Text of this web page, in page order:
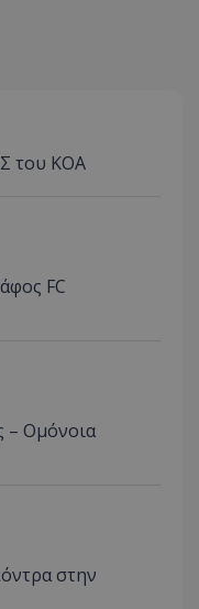
του ΚΟΑ
FC
– Ομόνοια
στην